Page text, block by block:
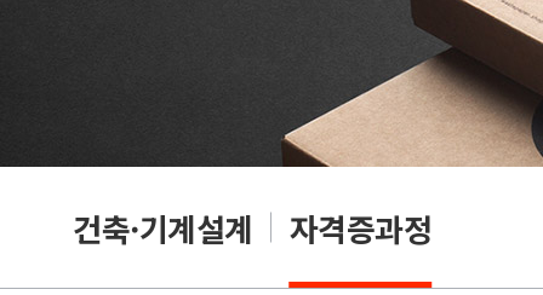
건축·기계설계 자격증과정